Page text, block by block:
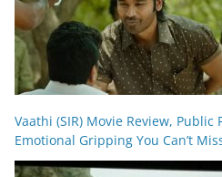
Vaathi (SIR) Movie Review,
Emotional Gripping You Can’t